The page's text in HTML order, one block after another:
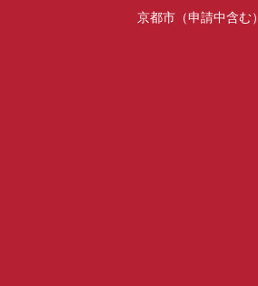
京都市（申請中含む）